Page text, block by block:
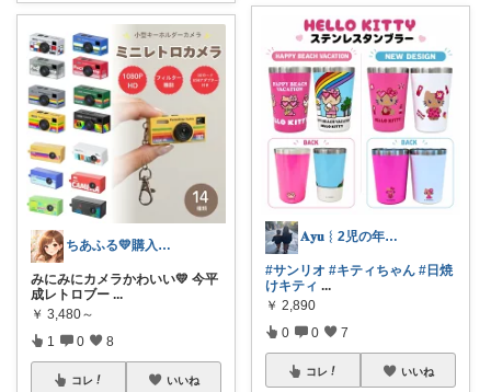
ちあふる💛購入ありがとう💛インスタ有
みにみにカメラかわいい💛 今平
成レトロブー ...
￥ 3,480～
1 0 8
コレ いいね
𝐀𝐲𝐮︴2児の年子姉妹ママ
#サンリオ #キティちゃん #日焼
けキティ ...
￥ 2,890
0 0 7
コレ いいね